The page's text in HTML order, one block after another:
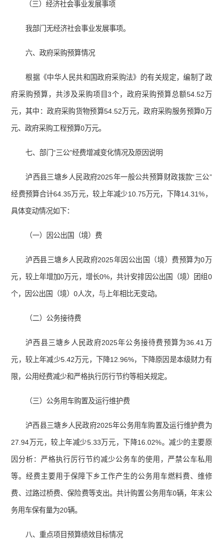
（三）经济社会事业发展事项
我部门无经济社会事业发展事项。
六、政府采购预算情况
根据《中华人民共和国政府采购法》的有关规定，编制了政
府采购预算，共涉及采购项目3个，政府采购预算总额54.52万
元，其中：政府采购货物预算54.52万元，政府采购服务预算0万
元、政府采购工程预算0万元。
七、部门“三公”经费增减变化情况及原因说明
泸西县三塘乡人民政府2025年一般公共预算财政拨款“三公”
经费预算合计64.35万元，较上年减少10.75万元，下降14.31%，
具体变动情况如下：
（一）因公出国（境）费
泸西县三塘乡人民政府2025年因公出国（境）费预算为0万
元，较上年增加0万元，增长0%，共计安排因公出国（境）团组0
个，因公出国（境）0人次，与上年相比无变动。
（二）公务接待费
泸西县三塘乡人民政府2025年公务接待费预算为36.41万
元，较上年减少5.42万元，下降12.96%，下降原因是本级财力有
限，公用经费减少和严格执行厉行节约等相关规定。
（三）公务用车购置及运行维护费
泸西县三塘乡人民政府2025年公务用车购置及运行维护费为
27.94万元，较上年减少5.33万元，下降16.02%。减少的主要原
因分析：严格执行厉行节约减少公务车的使用，严禁公车私用
等。经费主要用于保障下乡工作产生的公务用车燃料费、维修
费、过路过桥费、保险费等支出。共计购置公务用车0辆，年末公
务用车保有量为20辆。
八、重点项目预算绩效目标情况